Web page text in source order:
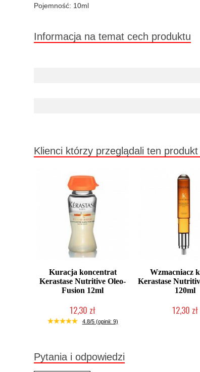
Pojemność: 10ml
Informacja na temat cech produktu
Klienci którzy przeglądali ten
Kuracja koncentrat
Kerastase Nutritive Oleo-
Fusion 12ml
12,30 zł
Produkt wycofany
4.8/5 (opinii: 9)
Wzmacniacz
Kerastase
120ml
12,30 zł
Pytania i odpowiedzi